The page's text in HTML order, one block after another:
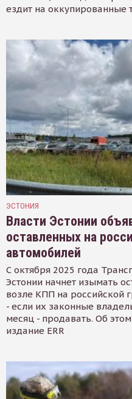
ездит на оккупированные
ЭСТОНИЯ
Власти Эстонии
оставленных на
автомобилей
С октября 2025 года
Эстонии начнет изымать
возле КПП на российской
- если их законные
месяц - продавать. Об
издание ERR